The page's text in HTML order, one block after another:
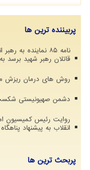
پربیننده ترین ها
نامه ۸۵ نماینده
قاتلان رهبر شهید برسد
روش های درمان ریزش
دشمن صهیونیستی
روایت رئیس کمیسیون
انقلاب به پیشنهاد
پربحث ترین ها